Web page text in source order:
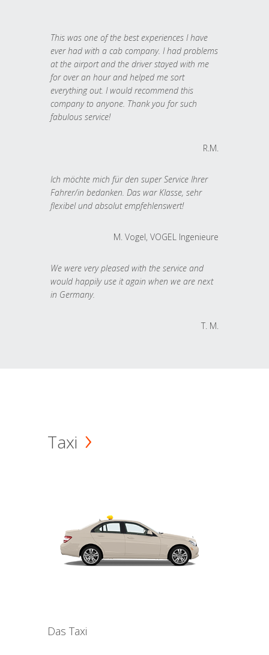
This was one of the best experiences I have
ever had with a cab company. I had problems
at the airport and the driver stayed with me
for over an hour and helped me sort
everything out. I would recommend this
company to anyone. Thank you for such
fabulous service!
R.M.
Ich möchte mich für den super Service Ihrer
Fahrer/in bedanken. Das war Klasse, sehr
flexibel und absolut empfehlenswert!
M. Vogel, VOGEL Ingenieure
We were very pleased with the service and
would happily use it again when we are next
in Germany.
T. M.
Taxi
Das Taxi